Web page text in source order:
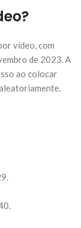
vídeo, com
de 2023. A
ao colocar